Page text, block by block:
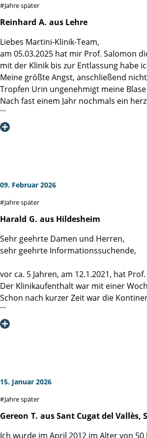
Jahre später
Reinhard A. aus Lehre
Liebes Martini-Klinik-Team,
am 05.03.2025 hat mir Prof. Salomon
mit der Klinik bis zur Entlassung habe
Meine größte Angst, anschließend
Tropfen Urin ungenehmigt meine
Nach fast einem Jahr nochmals ein
09. Februar 2026
Jahre später
Harald G. aus Hildesheim
Sehr geehrte Damen und Herren,
sehr geehrte Informationssuchende,
vor ca. 5 Jahren, am 12.1.2021, hat
Der Klinikaufenthalt war mit einer
Schon nach kurzer Zeit war die
Die regelmäßigen
Professor Graefen, vielen Dank für die
Ich bin sicher, dass auch woanders
15. Januar 2026
Jahre später
Gereon T. aus Sant Cugat del Vallès,
Ich wurde im April 2012 im Alter von